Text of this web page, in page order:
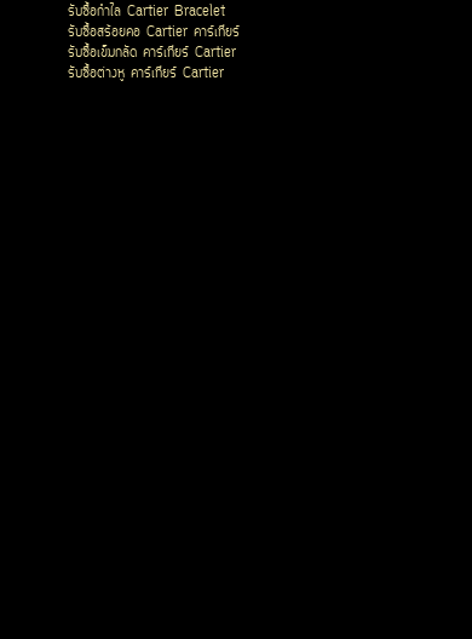
รับซื้อกำไล Cartier Bracelet
รับซื้อสร้อยคอ Cartier คาร์เทียร์
รับซื้อเข็มกลัด คาร์เทียร์ Cartier
รับซื้อต่างหู คาร์เทียร์ Cartier